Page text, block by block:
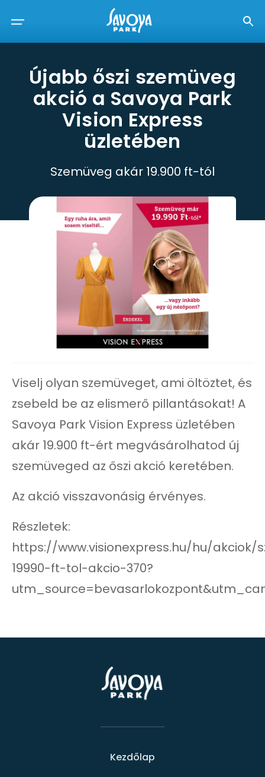
Újabb őszi szemüveg
akció a Savoya Park
Vision Express
üzletében
Szemüveg akár 19.900 ft-tól
Viselj olyan szemüveget, ami öltöztet, és
zsebeld be az elismerő pillantásokat! A
Savoya Park Vision Express üzletében
akár 19.900 ft-ért megvásárolhatod új
szemüveged az őszi akció keretében.
Az akció visszavonásig érvényes.
Részletek:
https://www.visionexpress.hu/hu/akciok/
19990-ft-tol-akcio-370?
Kezdőlap